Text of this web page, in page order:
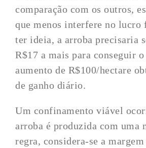
comparação com os outros,
que menos interfere no lucro
ter ideia, a arroba precisaria
R$17 a mais para conseguir
aumento de R$100/hectare
de ganho diário.
Um confinamento viável
arroba é produzida com uma
regra, considera-se a margem